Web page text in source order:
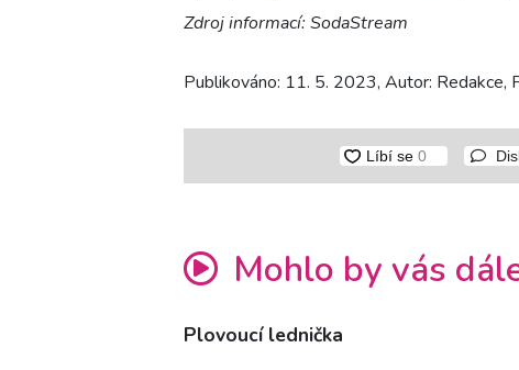
Zdroj informací: SodaStream
Publikováno: 11. 5. 2023, Autor: Redakce,
Mohlo by vás
Plovoucí lednička